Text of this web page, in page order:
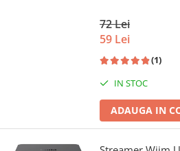
72 Lei
59 Lei
(1)
IN STOC
ADAUGA IN